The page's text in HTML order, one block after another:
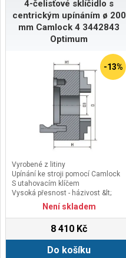
4-čelisťové sklíčidlo s
centrickým upínáním ø 200
mm Camlock 4 3442843
Optimum
-13%
Vyrobené z litiny
Upínání ke stroji pomocí Camlock
S utahovacím klíčem
Vysoká přesnost - házivost &lt;
Není skladem
8 410 Kč
Do košíku